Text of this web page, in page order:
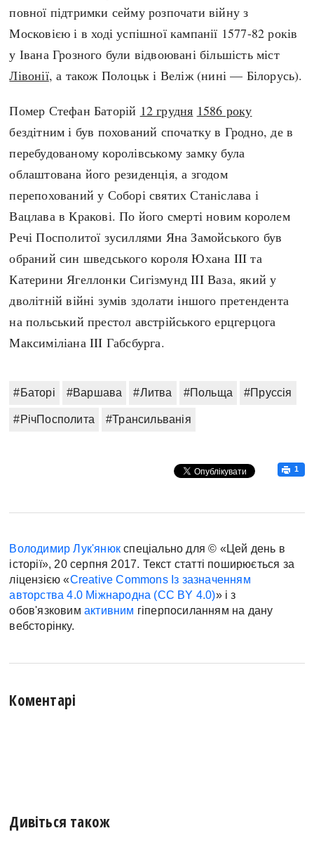
повної підтримки сейму розпочати війну з
Московією і в ході успішної кампанії 1577-82 років
у Івана Грозного були відвоювані більшість міст
Лівонії, а також Полоцьк і Веліж (нині — Білорусь).
Помер Стефан Баторій 12 грудня 1586 року
бездітним і був похований спочатку в Гродно, де в
перебудованому королівському замку була
облаштована його резиденція, а згодом
перепохований у Соборі святих Станіслава і
Вацлава в Кракові. По його смерті новим королем
Речі Посполитої зусиллями Яна Замойського був
обраний син шведського короля Юхана III та
Катерини Ягеллонки Сигізмунд III Ваза, який у
дволітній війні зумів здолати іншого претендента
на польський престол австрійського ерцгерцога
Максиміліана III Габсбурга.
#Баторі #Варшава #Литва #Польща #Пруссія
#РічПосполита #Трансильванія
1
Володимир Лук'янюк спеціально для © «Цей день в
історії», 20 серпня 2017. Текст статті поширюється за
ліцензією «Creative Commons Із зазначенням
авторства 4.0 Міжнародна (CC BY 4.0)» і з
обов'язковимактивним гіперпосиланням на дану
вебсторінку.
Коментарі
Дивіться також